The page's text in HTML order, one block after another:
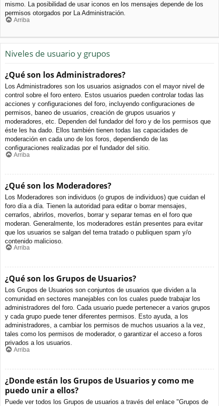
mismo. La posibilidad de usar iconos en los mensajes depende de los
permisos otorgados por La Administración.
Arriba
Niveles de usuario y grupos
¿Qué son los Administradores?
Los Administradores son los usuarios asignados con el mayor nivel de
control sobre el foro entero. Estos usuarios pueden controlar todas las
acciones y configuraciones del foro, incluyendo configuraciones de
permisos, baneo de usuarios, creación de grupos usuarios y
moderadores, etc. Dependen del fundador del foro y de los permisos que
éste les ha dado. Ellos también tienen todas las capacidades de
moderación en cada uno de los foros, dependiendo de las
configuraciones realizadas por el fundador del sitio.
Arriba
¿Qué son los Moderadores?
Los Moderadores son individuos (o grupos de individuos) que cuidan el
foro día a día. Tienen la autoridad para editar o borrar mensajes,
cerrarlos, abrirlos, moverlos, borrar y separar temas en el foro que
moderan. Generalmente, los moderadores están presentes para evitar
que los usuarios se salgan del tema tratado o publiquen spam y/o
contenido malicioso.
Arriba
¿Qué son los Grupos de Usuarios?
Los Grupos de Usuarios son conjuntos de usuarios que dividen a la
comunidad en sectores manejables con los cuales puede trabajar los
administradores del foro. Cada usuario puede pertenecer a varios grupos
y cada grupo puede tener diferentes permisos. Esto ayuda, a los
administradores, a cambiar los permisos de muchos usuarios a la vez,
tales como los permisos de moderador, o garantizar el acceso a foros
privados a los usuarios.
Arriba
¿Donde están los Grupos de Usuarios y como me
puedo unir a ellos?
Puede ver todos los Grupos de usuarios a través del enlace "Grupos de